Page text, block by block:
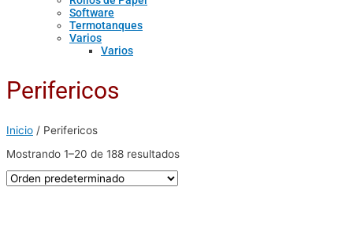
Software
Termotanques
Varios
Varios
Perifericos
Inicio / Perifericos
Mostrando 1–20 de 188 resultados